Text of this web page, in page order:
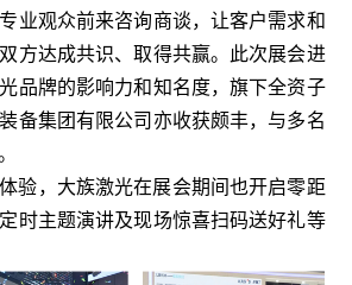
业观众前来咨询商谈，让客户需求和
方达成共识、取得共赢。此次展会进
品牌的影响力和知名度，旗下全资子
备集团有限公司亦收获颇丰，与多名
验，大族激光在展会期间也开启零距
时主题演讲及现场惊喜扫码送好礼等